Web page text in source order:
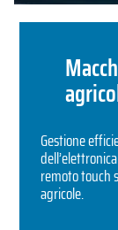
Gestione
remoto touch
agricole.